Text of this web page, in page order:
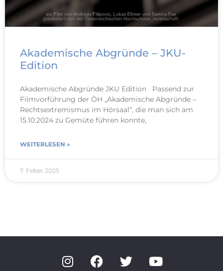
Akademische Abgründe – JKU-
Edition
Akademische Abgründe JKU Edition Passend zur
Filmvorführung der ÖH „Akademische Abgründe –
Rechtsextremismus im Hörsaal“, die man sich am
15.10.2024 zu Gemüte führen konnte,
WEITERLESEN »
7. Feber 2025